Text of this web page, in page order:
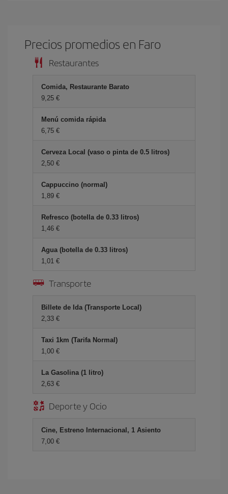
Precios promedios en Faro
Restaurantes
Comida, Restaurante Barato
9,25 €
Menú comida rápida
6,75 €
Cerveza Local (vaso o pinta de 0.5 litros)
2,50 €
Cappuccino (normal)
1,89 €
Refresco (botella de 0.33 litros)
1,46 €
Agua (botella de 0.33 litros)
1,01 €
Transporte
Billete de Ida (Transporte Local)
2,33 €
Taxi 1km (Tarifa Normal)
1,00 €
La Gasolina (1 litro)
2,63 €
Deporte y Ocio
Cine, Estreno Internacional, 1 Asiento
7,00 €